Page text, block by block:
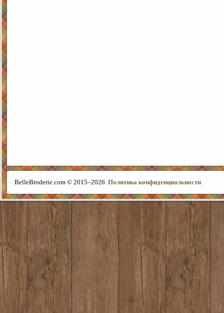
BelleBroderie.com © 2015–2026. Политика конфиденциальности